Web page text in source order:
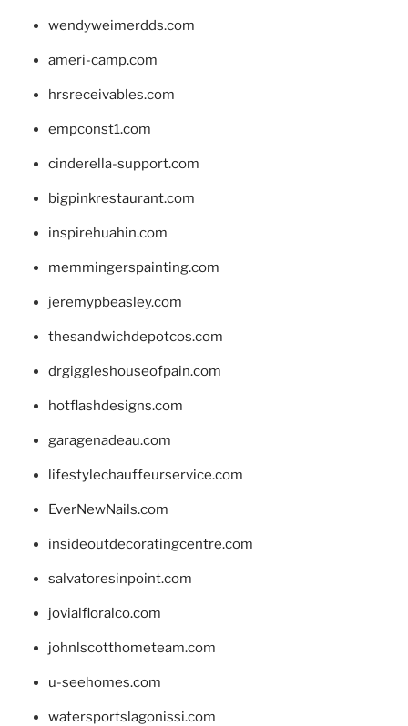
wendyweimerdds.com
ameri-camp.com
hrsreceivables.com
empconst1.com
cinderella-support.com
bigpinkrestaurant.com
inspirehuahin.com
memmingerspainting.com
jeremypbeasley.com
thesandwichdepotcos.com
drgiggleshouseofpain.com
hotflashdesigns.com
garagenadeau.com
lifestylechauffeurservice.com
EverNewNails.com
insideoutdecoratingcentre.com
salvatoresinpoint.com
jovialfloralco.com
johnlscotthometeam.com
u-seehomes.com
watersportslagonissi.com